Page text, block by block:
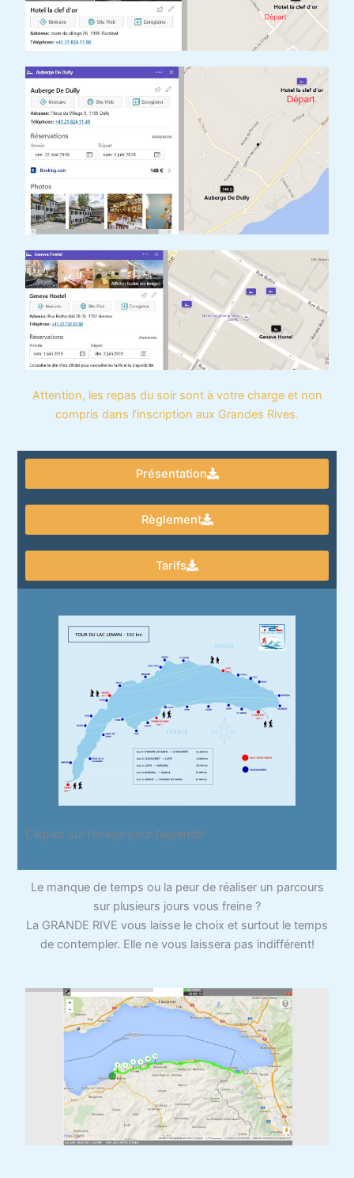
Attention, les repas du soir sont à votre charge et non
compris dans l’inscription aux Grandes Rives.
Présentation
Règlement
Tarifs
Cliquez sur l’image pour l’agrandir
Le manque de temps ou la peur de réaliser un parcours
sur plusieurs jours vous freine ?
La GRANDE RIVE vous laisse le choix et surtout le temps
de contempler. Elle ne vous laissera pas indifférent!